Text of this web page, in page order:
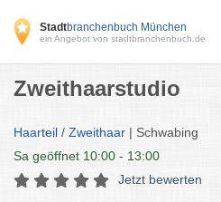
Stadtbranchenbuch München
ein Angebot von stadtbranchenbuch.de
Zweithaarstudio
Haarteil / Zweithaar | Schwabing
Sa geöffnet 10:00 - 13:00
Jetzt bewerten